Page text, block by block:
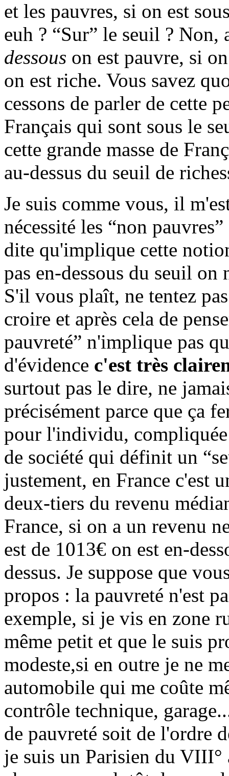
et les pauvres, si on est
euh ? “Sur” le seuil ?
dessous on est pauvre, si
on est riche. Vous savez
cessons de parler de cette
Français qui sont sous le
cette grande masse de
au-dessus du seuil de
Je suis comme vous, il
nécessité les “non
dite qu'implique cette
pas en-dessous du seuil on
S'il vous plaît, ne tentez
croire et après cela de
pauvreté” n'implique pas
d'évidence c'est très
surtout pas le dire, ne
précisément parce que ça
pour l'individu,
de société qui définit un
justement, en France c'est
deux-tiers du revenu
France, si on a un revenu
est de 1013€ on est en-
dessus. Je suppose que
propos : la pauvreté n'est
exemple, si je vis en zone
même petit et que le suis
modeste,si en outre je ne
automobile qui me coûte
contrôle technique,
de pauvreté soit de l'ordre
je suis un Parisien du VIII°